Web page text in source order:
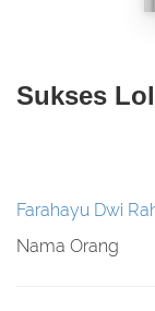
Sukses
Farahayu Dwi
Nama Orang